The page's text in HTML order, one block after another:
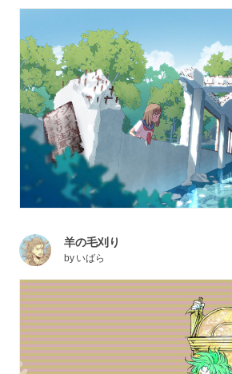
羊の毛刈り
by いばら